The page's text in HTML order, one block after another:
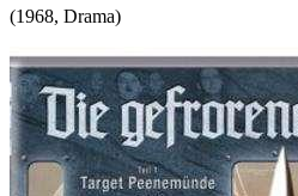
(1968, Drama)